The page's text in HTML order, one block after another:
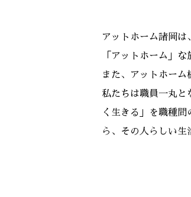
アットホーム諸岡
「アットホーム」な
また、アットホーム
私たちは職員一丸と
く生きる」を職種
ら、その人らしい生